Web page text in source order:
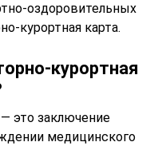
оздоровительных
курортная карта.
курортная
это заключение
медицинского